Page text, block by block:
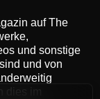
auf The
und sonstige
und von